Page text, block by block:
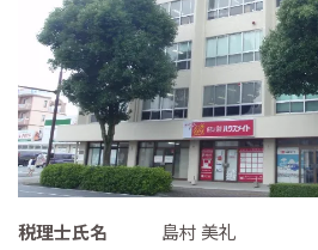
税理士氏名
島村 美礼